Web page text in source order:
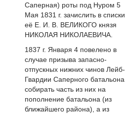
Саперная) роты под Нуром 5
Мая 1831 г. зачислить в списки
её Е. И. В. ВЕЛИКОГО князя
НИКОЛАЯ НИКОЛАЕВИЧА.
1837 г. Января 4 повелено в
случае призыва запасно-
отпускных нижних чинов Лейб-
Гвардии Саперного батальона
собирать часть из них на
пополнение батальона (из
ближайшего района), а из